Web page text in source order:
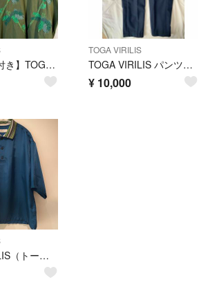
【新品タグ付き】TOGA VIRILISカーキ刺繍半袖Tシャツ21ss 緑XL.
TOGA VIRILIS
TOGA VIRILIS パンツ スラックス
¥ 10,000
TOGA VIRILIS（トーガ・ビリリース）19ss プルオーバーシャツ 半袖